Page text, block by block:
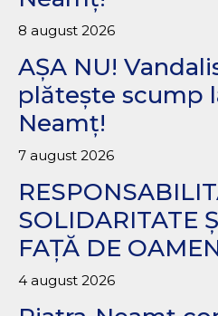
8 august 2026
AȘA NU!
plătește scump
Neamț!
7 august 2026
SOLIDARITATE
FAȚĂ DE
4 august 2026